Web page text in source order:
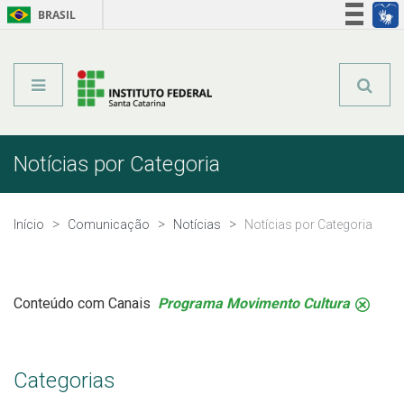
BRASIL
Notícias por Categoria
Início Comunicação Notícias Notícias por Categoria
Conteúdo com Canais Programa Movimento Cultura .
Categorias